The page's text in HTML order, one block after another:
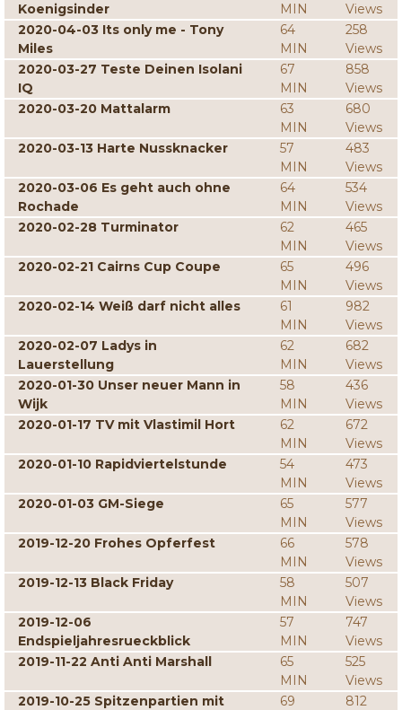
Koenigsinder
MIN
Views
2020-04-03 Its only me - Tony
Miles
64
MIN
258
Views
2020-03-27 Teste Deinen Isolani
IQ
67
MIN
858
Views
2020-03-20 Mattalarm
63
MIN
680
Views
2020-03-13 Harte Nussknacker
57
MIN
483
Views
2020-03-06 Es geht auch ohne
Rochade
64
MIN
534
Views
2020-02-28 Turminator
62
MIN
465
Views
2020-02-21 Cairns Cup Coupe
65
MIN
496
Views
2020-02-14 Weiß darf nicht alles
61
MIN
982
Views
2020-02-07 Ladys in
Lauerstellung
62
MIN
682
Views
2020-01-30 Unser neuer Mann in
Wijk
58
MIN
436
Views
2020-01-17 TV mit Vlastimil Hort
62
MIN
672
Views
2020-01-10 Rapidviertelstunde
54
MIN
473
Views
2020-01-03 GM-Siege
65
MIN
577
Views
2019-12-20 Frohes Opferfest
66
MIN
578
Views
2019-12-13 Black Friday
58
MIN
507
Views
2019-12-06
Endspieljahresrueckblick
57
MIN
747
Views
2019-11-22 Anti Anti Marshall
65
MIN
525
Views
2019-10-25 Spitzenpartien mit
69
812